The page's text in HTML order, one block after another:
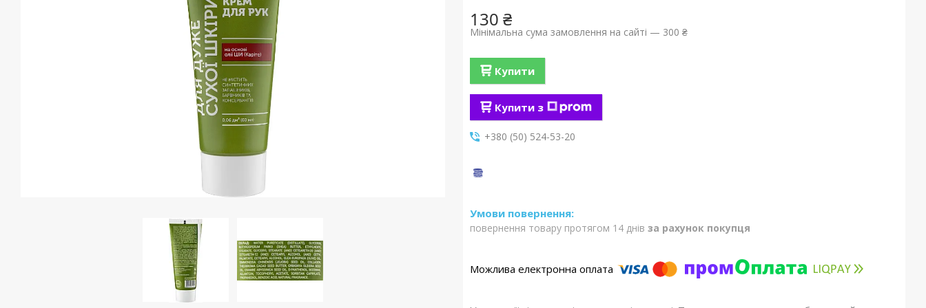
130 ₴
Мінімальна сума замовлення на сайті — 300 ₴
Купити
Купити з
+380 (50) 524-53-20
повернення товару протягом 14 днів за рахунок покупця